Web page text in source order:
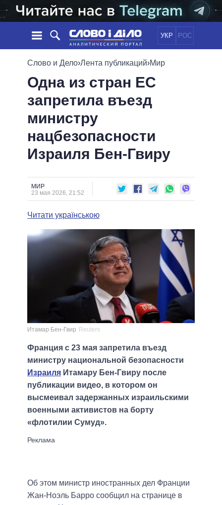
УКР РОС
НОВОСТИ
ЛЕНТА
СОБЫТИЯ
СТАТЬИ
МНЕНИЯ
ОБЗОРЫ
ДАЙДЖЕСТЫ
ПОЛИТИКА
ЭКОНОМИКА
ОБЕЩАНИЯ
ПОЛИТИКИ
ВСЕ ПОЛИТИКИ
ПРЕЗИДЕНТ И ОФИС
ВЕРХОВНАЯ РАДА
ГЛАВЫ ОБЛАДМИНИСТРАЦИЙ
МЭРЫ
ВСЕ ПЕРСОНЫ
ИНФОГРАФИКА
ВИДЕО
СРАВНЕНИЕ ПОЛИТИКОВ
Слово и Дело›Лента публикаций›Мир
Одна из стран ЕС
запретила въезд
министру
нацбезопасности
Израиля Бен-Гвиру
МИР
23 мая 2026, 21:52
Читати українською
Итамар Бен-Гвир Reuters
Франция с 23 мая запретила въезд
министру национальной безопасности
Израиля Итамару Бен-Гвиру после
публикации видео, в котором он
высмеивал задержанных израильскими
военными активистов на борту
«флотилии Сумуд».
Об этом министр иностранных дел Франции
Жан-Ноэль Барро сообщил на странице в